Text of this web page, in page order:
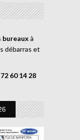
bureaux à
débarras et
72 60 14 28